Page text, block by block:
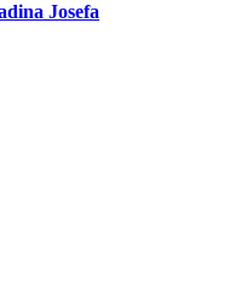
Josefa